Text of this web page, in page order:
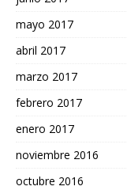
mayo 2017
abril 2017
marzo 2017
febrero 2017
enero 2017
noviembre 2016
octubre 2016